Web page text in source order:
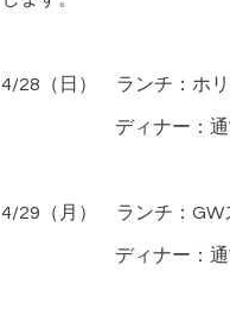
4/28（日） ランチ：ホリ
ディナー：通常
4/29（月） ランチ：GW
ディナー：通常